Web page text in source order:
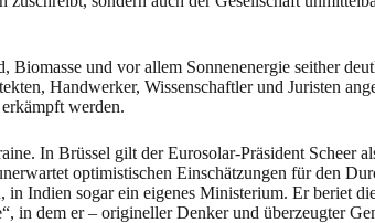
und vor allem Sonnenenergie seither
Handwerker, Wissenschaftler und Juristen
werden.
In Brüssel gilt der Eurosolar-Präsident Scheer
optimistischen Einschätzungen für den
in Indien sogar ein eigenes Ministerium. Er beriet
in dem er – origineller Denker und überzeugter